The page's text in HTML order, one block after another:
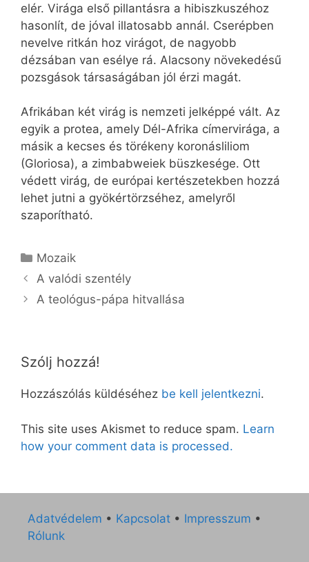
elér. Virága első pillantásra a hibiszkuszéhoz
hasonlít, de jóval illatosabb annál. Cserépben
nevelve ritkán hoz virágot, de nagyobb
dézsában van esélye rá. Alacsony növekedésű
pozsgások társaságában jól érzi magát.
Afrikában két virág is nemzeti jelképpé vált. Az
egyik a protea, amely Dél-Afrika címervirága, a
másik a kecses és törékeny koronásliliom
(Gloriosa), a zimbabweiek büszkesége. Ott
védett virág, de európai kertészetekben hozzá
lehet jutni a gyökértörzséhez, amelyről
szaporítható.
Kategória
Mozaik
A valódi szentély
A teológus-pápa hitvallása
Szólj hozzá!
Hozzászólás küldéséhez be kell jelentkezni.
This site uses Akismet to reduce spam. Learn
how your comment data is processed.
Adatvédelem • Kapcsolat • Impresszum •
Rólunk